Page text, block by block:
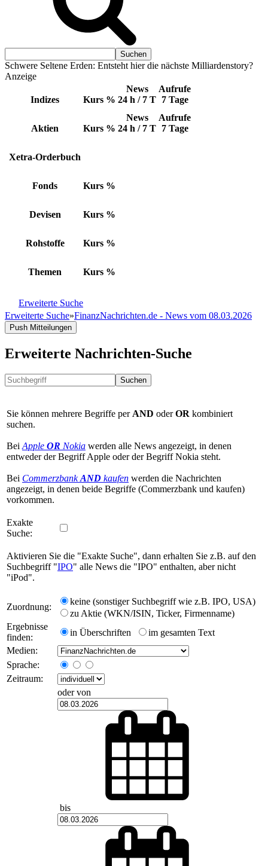
Schwere Seltene Erden: Entsteht hier die nächste Milliardenstory?
Anzeige
Indizes Kurs %
News
24 h / 7 T
Aufrufe
7 Tage
Aktien Kurs %
News
24 h / 7 T
Aufrufe
7 Tage
Xetra-Orderbuch
Fonds Kurs %
Devisen Kurs %
Rohstoffe Kurs %
Themen Kurs %
Erweiterte Suche
Erweiterte Suche»FinanzNachrichten.de - News vom 08.03.2026
Push Mitteilungen
Erweiterte Nachrichten-Suche
Suchen
Sie können mehrere Begriffe per AND oderOR kombiniert
suchen.
Bei Apple OR Nokia werden alle News angezeigt, in denen
entweder der Begriff Apple oder der Begriff Nokia steht.
Bei CommerzbankAND kaufen werden die Nachrichten
angezeigt, in denen beide Begriffe (Commerzbank und kaufen)
vorkommen.
Exakte
Suche:
Aktivieren Sie die "Exakte Suche", dann erhalten Sie z.B. auf den
Suchbegriff "IPO" alle News die "IPO" enthalten, aber nicht
"iPod".
Zuordnung:
keine (sonstiger Suchbegriff wie z.B. IPO, USA)
zu Aktie (WKN/ISIN, Ticker, Firmenname)
Ergebnisse
finden:
in Überschriften
im gesamten Text
Medien:
Sprache:
Zeitraum:
oder von
bis